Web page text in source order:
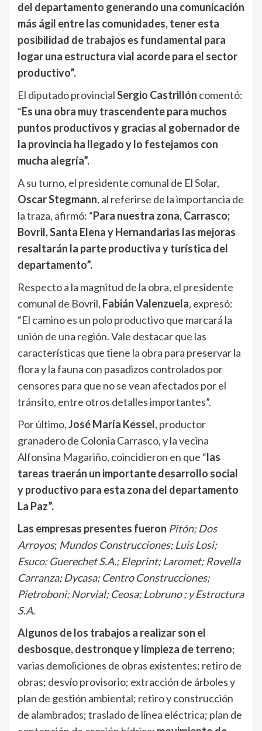
del departamento generando una comunicación
más ágil entre las comunidades, tener esta
posibilidad de trabajos es fundamental para
logar una estructura vial acorde para el sector
productivo”.
El diputado provincialSergio Castrillón comentó:
“Es una obra muy trascendente para muchos
puntos productivos y gracias al gobernador de
la provincia ha llegado y lo festejamos con
mucha alegría”.
A su turno, el presidente comunal de El Solar,
Oscar Stegmann, al referirse de la importancia de
la traza, afirmó: “Para nuestra zona, Carrasco;
Bovril, Santa Elena y Hernandarias las mejoras
resaltarán la parte productiva y turística del
departamento”.
Respecto a la magnitud de la obra, el presidente
comunal de Bovril, Fabián Valenzuela, expresó:
“El camino es un polo productivo que marcará la
unión de una región. Vale destacar que las
características que tiene la obra para preservar la
flora y la fauna con pasadizos controlados por
censores para que no se vean afectados por el
tránsito, entre otros detalles importantes”.
Por último,José María Kessel, productor
granadero de Colonia Carrasco, y la vecina
Alfonsina Magariño, coincidieron en que “las
tareas traerán un importante desarrollo social
y productivo para esta zona del departamento
La Paz”.
Las empresas presentes fueron Pitón; Dos
Arroyos; Mundos Construcciones; Luis Losi;
Esuco; Guerechet S.A.; Eleprint; Laromet; Rovella
Carranza; Dycasa; Centro Construcciones;
Pietroboni; Norvial; Ceosa; Lobruno ; y Estructura
S.A.
Algunos de los trabajos a realizar son el
desbosque, destronque y limpieza de terreno;
varias demoliciones de obras existentes; retiro de
obras; desvío provisorio; extracción de árboles y
plan de gestión ambiental; retiro y construcción
de alambrados; traslado de línea eléctrica; plan de